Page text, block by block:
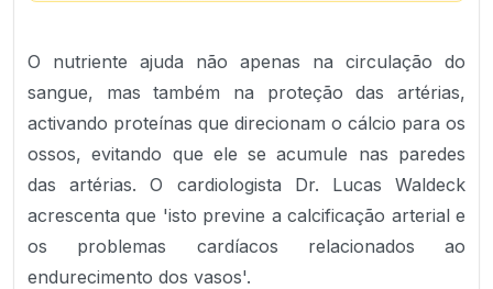
O nutriente ajuda não apenas na circulação do
sangue, mas também na proteção das artérias,
activando proteínas que direcionam o cálcio para os
ossos, evitando que ele se acumule nas paredes
das artérias. O cardiologista Dr. Lucas Waldeck
acrescenta que 'isto previne a calcificação arterial e
os problemas cardíacos relacionados ao
endurecimento dos vasos'.